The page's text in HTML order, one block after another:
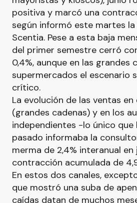
positiva y marcó una
según informó este martes
Scentia. Pese a esta baja
del primer semestre cerró
0,4%, aunque en las grandes
supermercados el escenario
crítico.
La evolución de las ventas
(grandes cadenas) y en los
independientes -lo único que
pasado informaba la
merma de 2,4% interanual en
contracción acumulada de
En estos dos canales,
que mostró una suba de
caídas datan de muchos